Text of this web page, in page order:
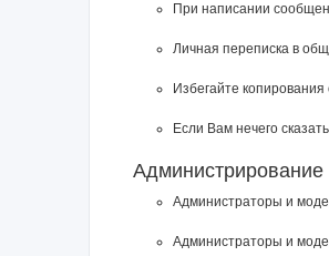
При написании
Личная переписка в
Избегайте
Если Вам нечего
Администраторы и
Администраторы и